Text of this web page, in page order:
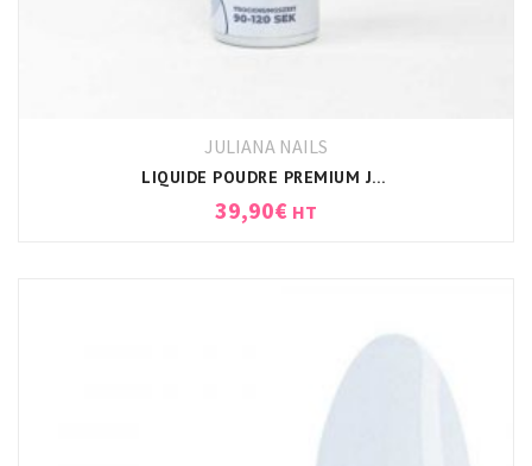
JULIANA NAILS
LIQUIDE POUDRE PREMIUM JULIANA NAILS
39,90€ HT